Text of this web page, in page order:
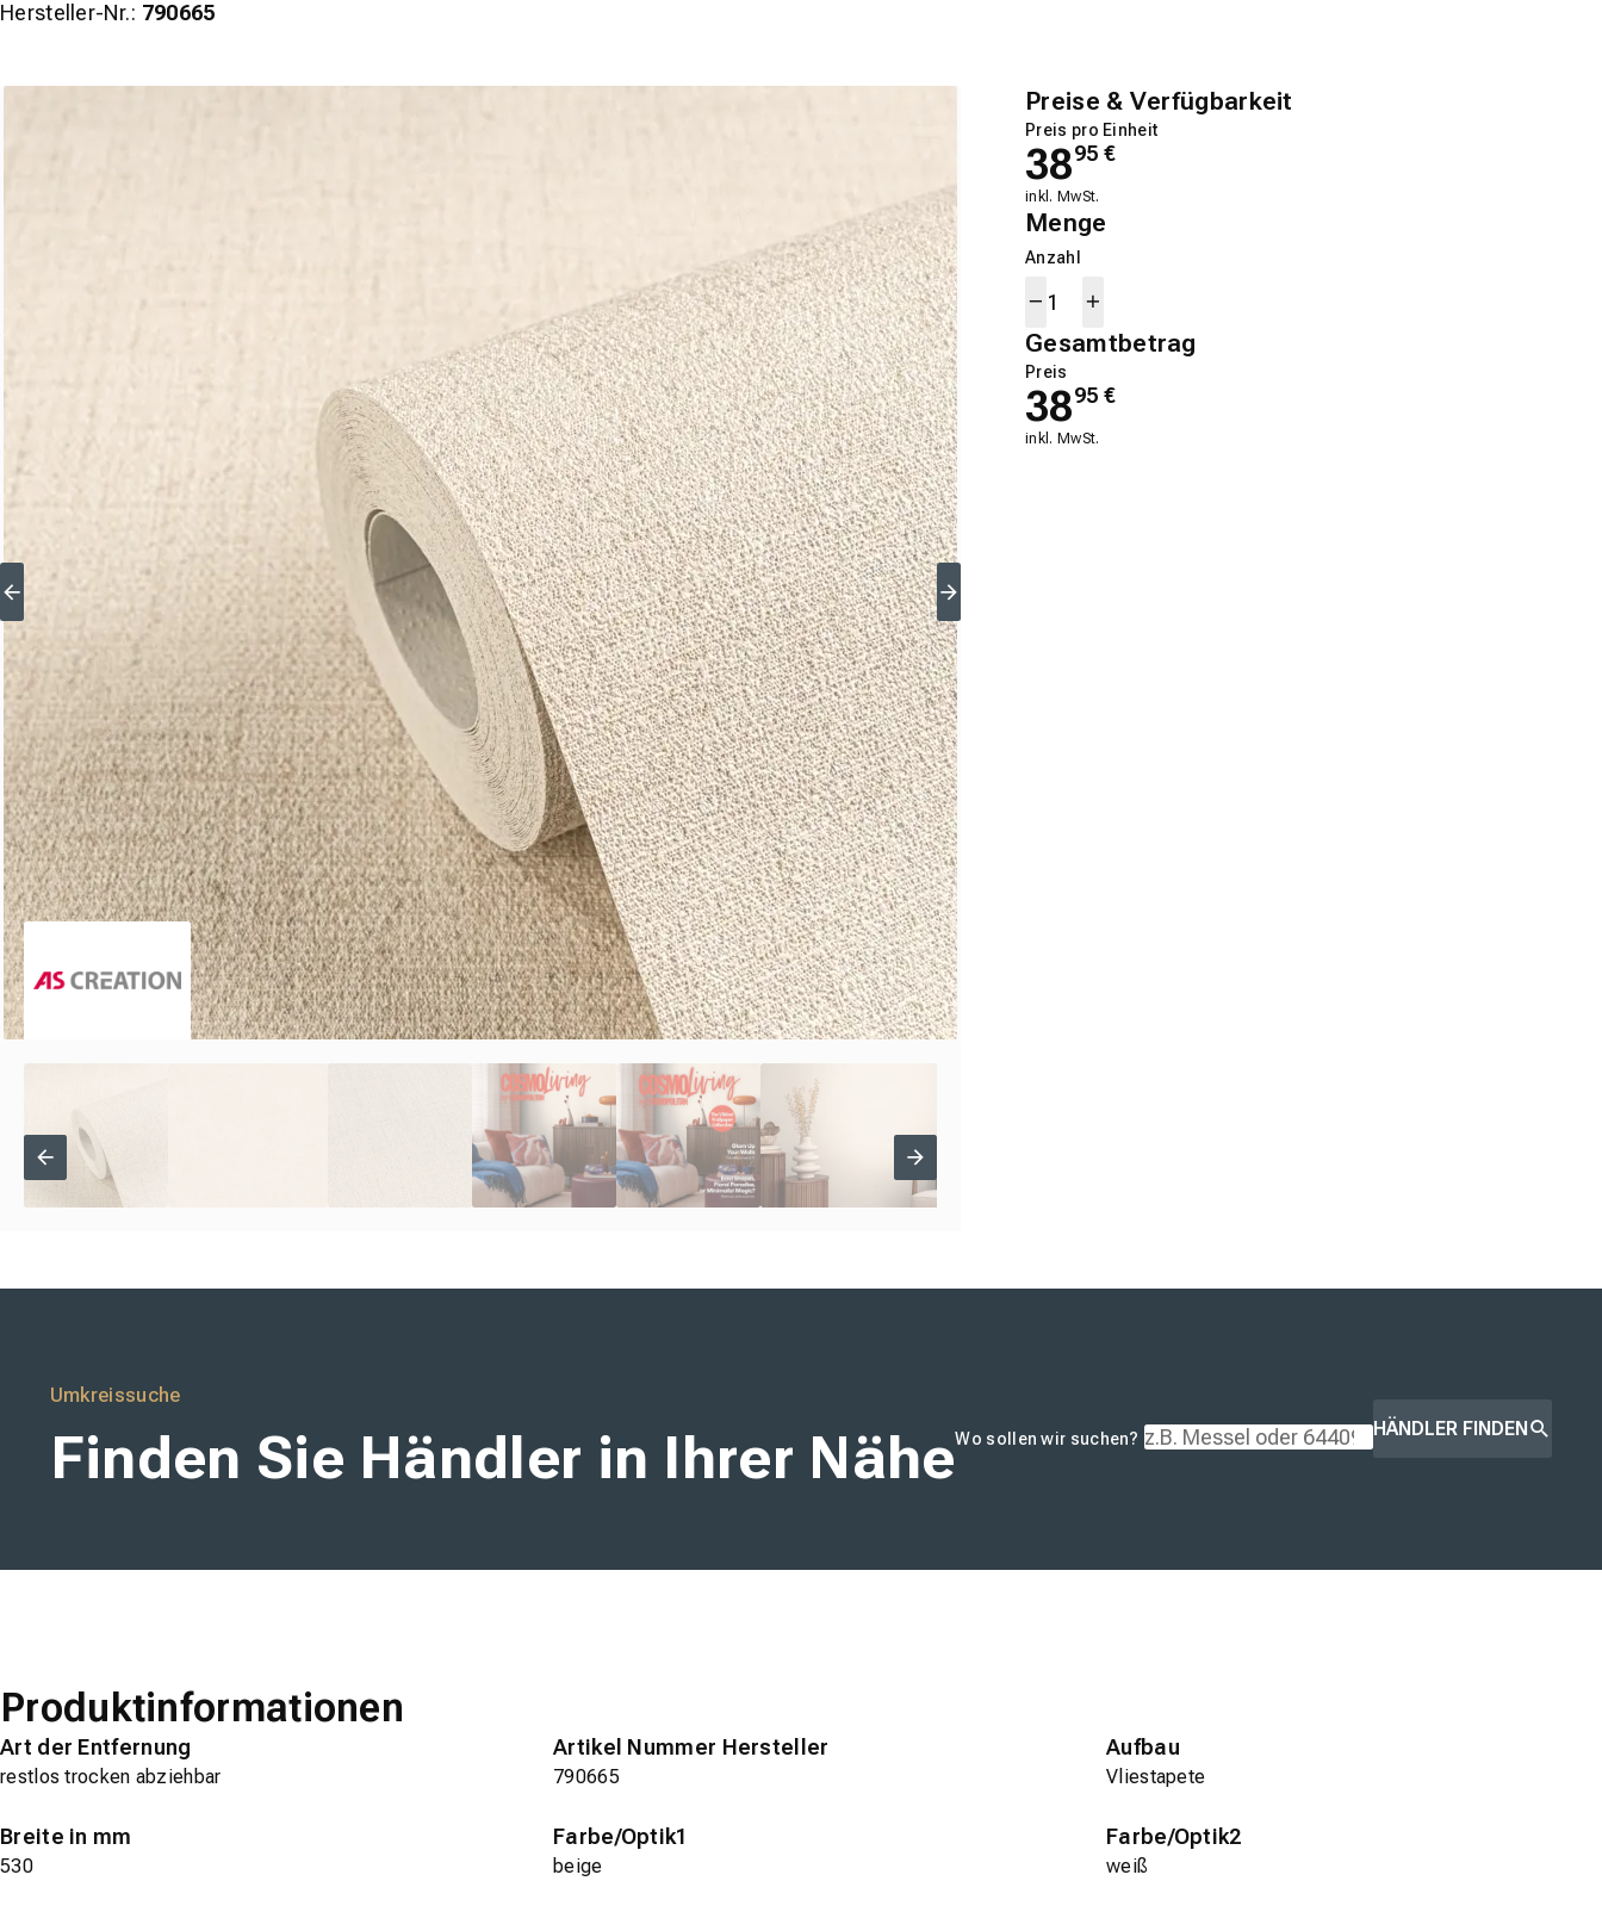
wineo
Hersteller-Nr.: 790665
Preise & Verfügbarkeit
Preis pro Einheit
3895 €
inkl. MwSt.
Menge
Anzahl
Gesamtbetrag
Preis
3895 €
inkl. MwSt.
Umkreissuche
Finden Sie Händler in Ihrer NäheWo sollen wir suchen? HÄNDLER FINDEN
Produktinformationen
Art der Entfernung
restlos trocken abziehbar
Artikel Nummer Hersteller
790665
Aufbau
Vliestapete
Breite in mm
530
Farbe/Optik1
beige
Farbe/Optik2
weiß